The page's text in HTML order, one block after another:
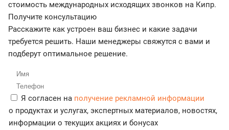
стоимость международных исходящих звонков на Кипр.
Получите консультацию
Расскажите как устроен ваш бизнес и какие задачи
требуется решить. Наши менеджеры свяжутся с вами и
подберут оптимальное решение.
Я согласен на получение рекламной информации
о продуктах и услугах, экспертных материалов, новостях,
информации о текущих акциях и бонусах